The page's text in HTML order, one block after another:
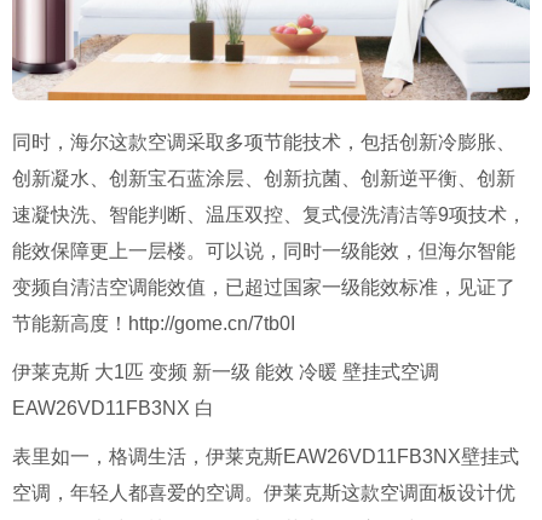
同时，海尔这款空调采取多项节能技术，包括创新冷膨胀、
创新凝水、创新宝石蓝涂层、创新抗菌、创新逆平衡、创新
速凝快洗、智能判断、温压双控、复式侵洗清洁等9项技术，
能效保障更上一层楼。可以说，同时一级能效，但海尔智能
变频自清洁空调能效值，已超过国家一级能效标准，见证了
节能新高度！http://gome.cn/7tb0I
伊莱克斯 大1匹 变频 新一级 能效 冷暖 壁挂式空调
EAW26VD11FB3NX 白
表里如一，格调生活，伊莱克斯EAW26VD11FB3NX壁挂式
空调，年轻人都喜爱的空调。伊莱克斯这款空调面板设计优